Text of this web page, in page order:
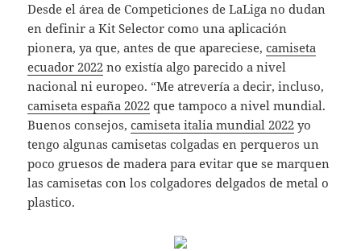
Desde el área de Competiciones de LaLiga no dudan
en definir a Kit Selector como una aplicación
pionera, ya que, antes de que apareciese,camiseta
ecuador 2022 no existía algo parecido a nivel
nacional ni europeo. “Me atrevería a decir, incluso,
camiseta españa 2022 que tampoco a nivel mundial.
Buenos consejos,camiseta italia mundial 2022 yo
tengo algunas camisetas colgadas en perqueros un
poco gruesos de madera para evitar que se marquen
las camisetas con los colgadores delgados de metal o
plastico.